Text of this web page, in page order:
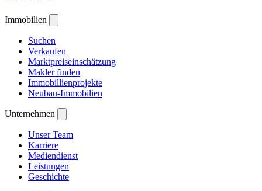
Immobilien
Suchen
Verkaufen
Marktpreiseinschätzung
Makler finden
Immobillienprojekte
Neubau-Immobilien
Unternehmen
Unser Team
Karriere
Mediendienst
Leistungen
Geschichte